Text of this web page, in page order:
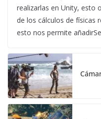
realizarlas en Unity, esto
de los cálculos de físicas
esto nos permite